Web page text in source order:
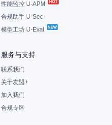
性能监控 U-APM
合规助手 U-Sec
模型工坊 U-Eval
服务与支持
联系我们
关于友盟+
加入我们
合规专区